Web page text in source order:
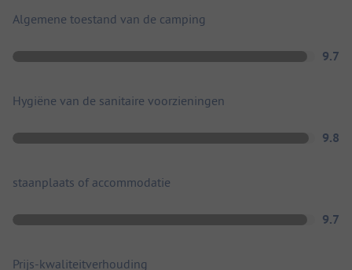
Algemene toestand van de camping
9.7
Hygiëne van de sanitaire voorzieningen
9.8
staanplaats of accommodatie
9.7
Prijs-kwaliteitverhouding